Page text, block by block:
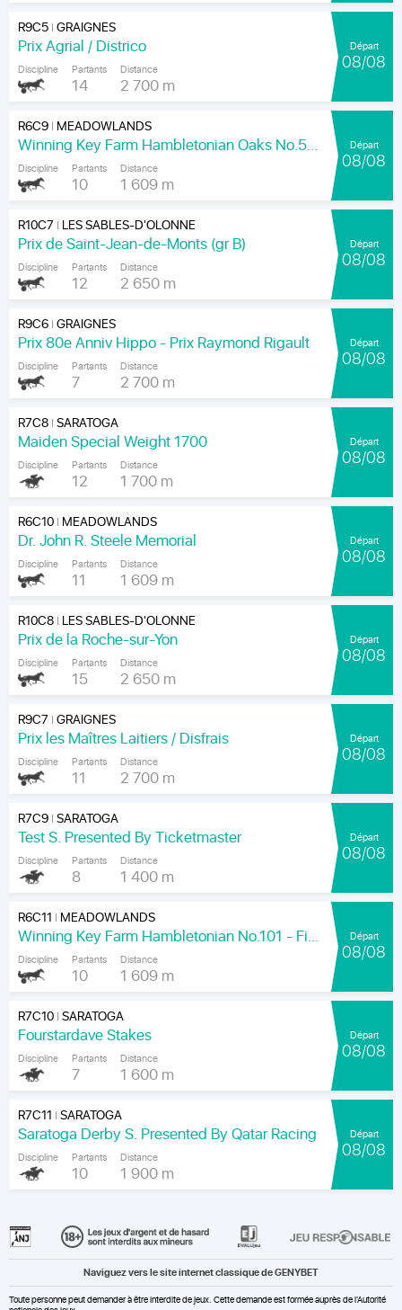
R9C5|GRAIGNES
Prix Agrial / Districo
Discipline Partants
14
Distance
2 700 m
Départ
08/08
R6C9| MEADOWLANDS
Winning Key Farm Hambletonian Oaks No.56 - Final
Discipline Partants
10
Distance
1 609 m
Départ
08/08
R10C7 | LES SABLES-D'OLONNE
Prix de Saint-Jean-de-Monts (gr B)
Discipline Partants
12
Distance
2 650 m
Départ
08/08
R9C6|GRAIGNES
Prix 80e Anniv Hippo - Prix Raymond Rigault
Discipline Partants
7
Distance
2 700 m
Départ
08/08
R7C8|SARATOGA
Maiden Special Weight 1700
Discipline Partants
12
Distance
1 700 m
Départ
08/08
R6C10| MEADOWLANDS
Dr. John R. Steele Memorial
Discipline Partants
11
Distance
1 609 m
Départ
08/08
R10C8| LES SABLES-D'OLONNE
Prix de la Roche-sur-Yon
Discipline Partants
15
Distance
2 650 m
Départ
08/08
R9C7 |GRAIGNES
Prix les Maîtres Laitiers / Disfrais
Discipline Partants
11
Distance
2 700 m
Départ
08/08
R7C9|SARATOGA
Test S. Presented By Ticketmaster
Discipline Partants
8
Distance
1 400 m
Départ
08/08
R6C11 | MEADOWLANDS
Winning Key Farm Hambletonian No.101 - Final
Discipline Partants
10
Distance
1 609 m
Départ
08/08
R7C10|SARATOGA
Fourstardave Stakes
Discipline Partants
7
Distance
1 600 m
Départ
08/08
R7C11 |SARATOGA
Saratoga Derby S. Presented By Qatar Racing
Discipline Partants
10
Distance
1 900 m
Départ
08/08
Naviguez vers le site internet classique de GENYBET
Toute personne peut demander à être interdite de jeux. Cette demande est formée auprès de l'Autorité